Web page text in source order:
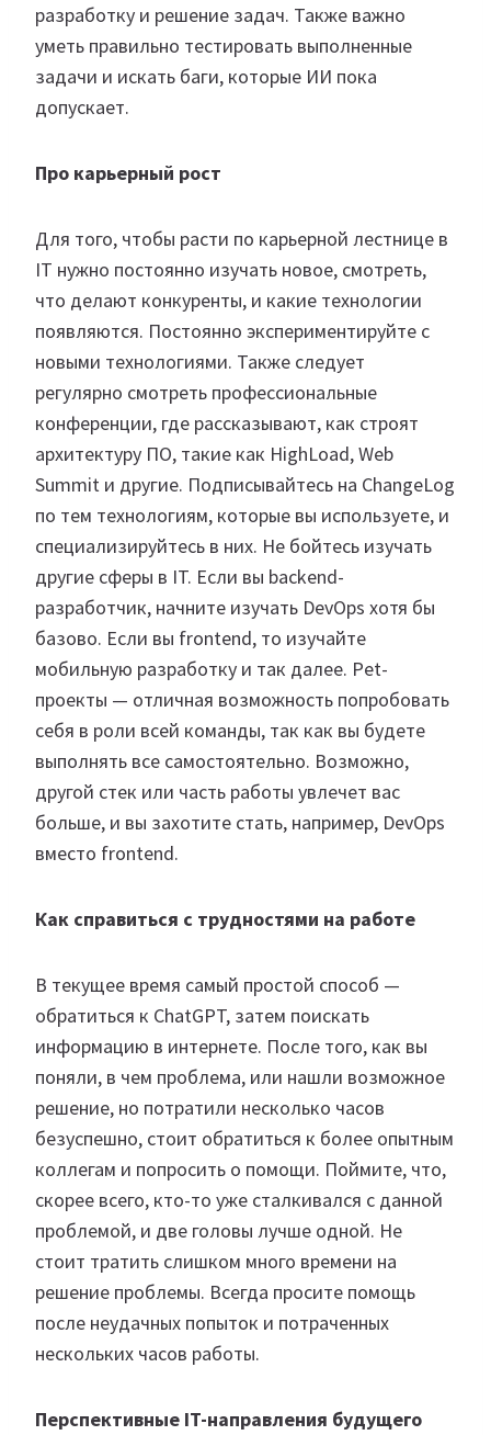
разработку и решение задач. Также важно
уметь правильно тестировать выполненные
задачи и искать баги, которые ИИ пока
допускает.
Про карьерный рост
Для того, чтобы расти по карьерной лестнице в
IT нужно постоянно изучать новое, смотреть,
что делают конкуренты, и какие технологии
появляются. Постоянно экспериментируйте с
новыми технологиями. Также следует
регулярно смотреть профессиональные
конференции, где рассказывают, как строят
архитектуру ПО, такие как HighLoad, Web
Summit и другие. Подписывайтесь на ChangeLog
по тем технологиям, которые вы используете, и
специализируйтесь в них. Не бойтесь изучать
другие сферы в IT. Если вы backend-
разработчик, начните изучать DevOps хотя бы
базово. Если вы frontend, то изучайте
мобильную разработку и так далее. Pet-
проекты — отличная возможность попробовать
себя в роли всей команды, так как вы будете
выполнять все самостоятельно. Возможно,
другой стек или часть работы увлечет вас
больше, и вы захотите стать, например, DevOps
вместо frontend.
Как справиться с трудностями на работе
В текущее время самый простой способ —
обратиться к ChatGPT, затем поискать
информацию в интернете. После того, как вы
поняли, в чем проблема, или нашли возможное
решение, но потратили несколько часов
безуспешно, стоит обратиться к более опытным
коллегам и попросить о помощи. Поймите, что,
скорее всего, кто-то уже сталкивался с данной
проблемой, и две головы лучше одной. Не
стоит тратить слишком много времени на
решение проблемы. Всегда просите помощь
после неудачных попыток и потраченных
нескольких часов работы.
Перспективные IT-направления будущего